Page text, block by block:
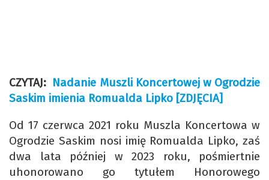
CZYTAJ: Nadanie Muszli Koncertowej w Ogrodzie
Saskim imienia Romualda Lipko [ZDJĘCIA]
Od 17 czerwca 2021 roku Muszla Koncertowa w
Ogrodzie Saskim nosi imię Romualda Lipko, zaś
dwa lata później w 2023 roku, pośmiertnie
uhonorowano go tytułem Honorowego